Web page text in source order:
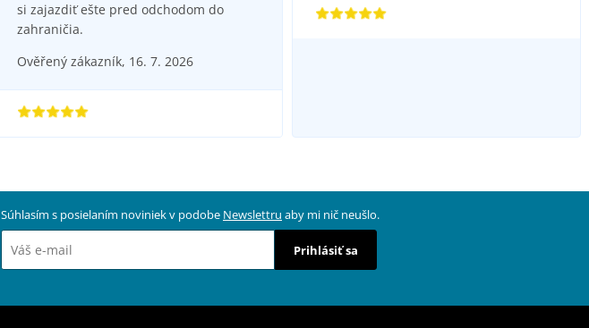
si zajazdiť ešte pred odchodom do
zahraničia.
Ověřený zákazník, 16. 7. 2026
Súhlasím s posielaním noviniek v podobe Newslettru aby mi nič neušlo.
Prihlásiť sa